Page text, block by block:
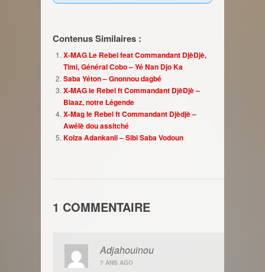
Contenus Similaires :
X-MAG Le Rebel feat Commandant DjèDjè,
Timi, Général Cobo – Yé Nan Djo Ka
Saba Yéton – Gnonnou dagbé
X-MAG le Rebel ft Commandant DjèDjè –
Blaaz, notre Légende
X-Mag le Rebel ft Commandant Djèdjè –
Awélè dou assitché
Kolza Adankanli – Sibi Saba Vodoun
1 COMMENTAIRE
Adjahouinou
7 ANS AGO